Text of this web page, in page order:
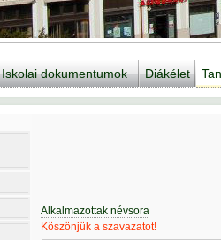
Iskolai dokumentumok Diákélet
Alkalmazottak névsora
Köszönjük a szavazatot!